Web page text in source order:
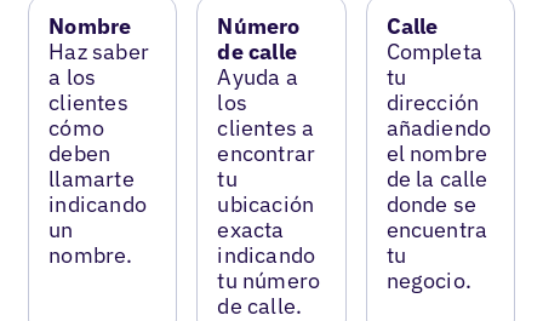
Nombre
Haz saber
a los
clientes
cómo
deben
llamarte
indicando
un
nombre.
Número
de calle
Ayuda a
los
clientes a
encontrar
tu
ubicación
exacta
indicando
tu número
de calle.
Calle
Completa
tu
dirección
añadiendo
el nombre
de la calle
donde se
encuentra
tu
negocio.